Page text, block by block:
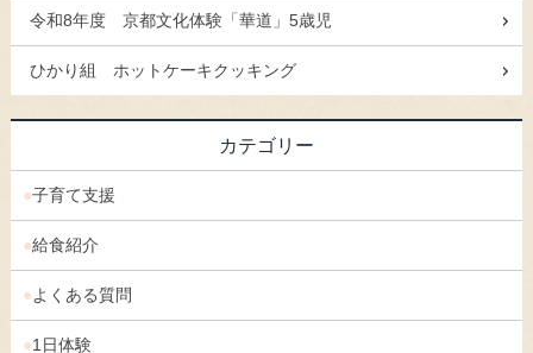
令和8年度 京都文化体験「華道」5歳児
ひかり組 ホットケーキクッキング
カテゴリー
子育て支援
給食紹介
よくある質問
1日体験